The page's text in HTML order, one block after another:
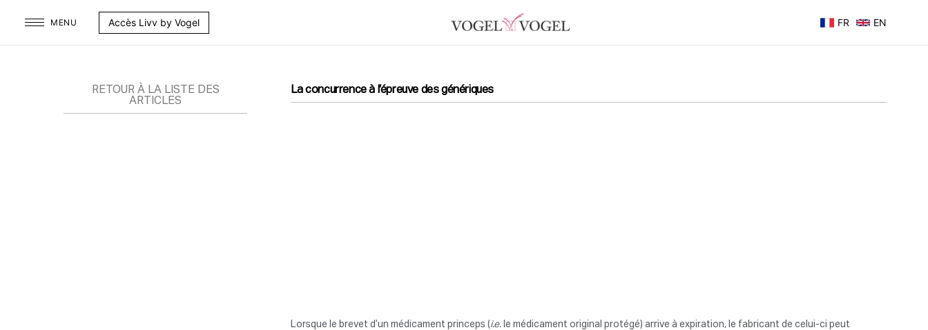
MENU Accès Livv by Vogel FR EN
RETOUR À LA LISTE DES
ARTICLES
La concurrence à l’épreuve des génériques
Lorsque le brevet d’un médicament princeps (i.e. le médicament original protégé) arrive à expiration, le fabricant de celui-ci peut